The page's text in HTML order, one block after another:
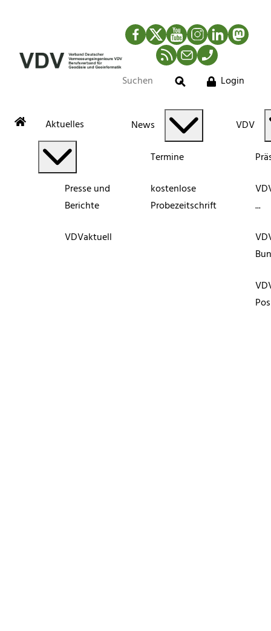
Facebook
TwitterYouTubeInstagram
LinkedIn
RSS-Newsfeed
MailTelefon
Suche
Login
Aktuelles
Presse und
Berichte
VDVaktuell
News
Termine
kostenlose
Probezeitschrift
VDV
...